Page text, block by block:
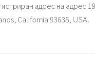
адрес на адрес
California 93635, USA.